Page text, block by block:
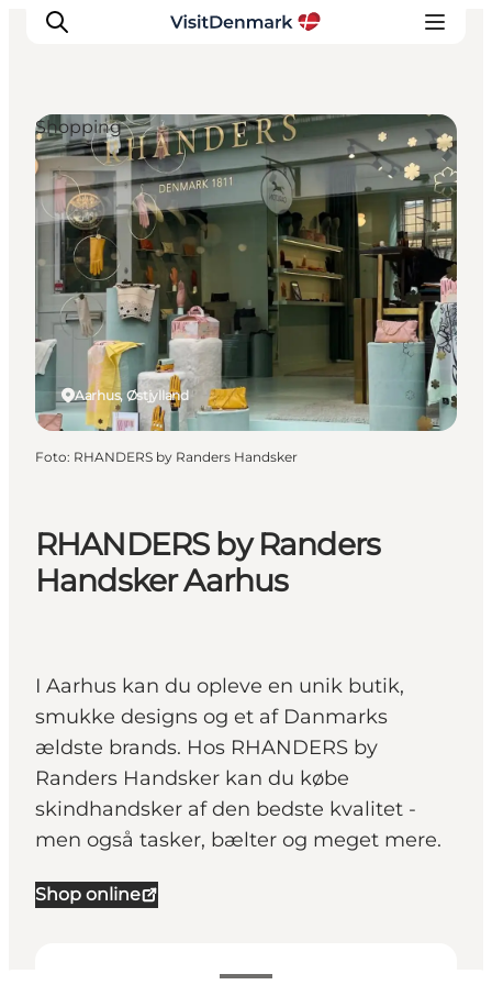
Inspiration
Destinationer
Oplevelser
Overnatning
Planlæg ferien
RHANDERS by Randers
Handsker Aarhus
I Aarhus kan du opleve en unik butik,
smukke designs og et af Danmarks
ældste brands. Hos RHANDERS by
Randers Handsker kan du købe
skindhandsker af den bedste kvalitet -
men også tasker, bælter og meget mere.
Shop online
Aarhus, Østjylland
Shopping
Foto: RHANDERS by Randers Handsker